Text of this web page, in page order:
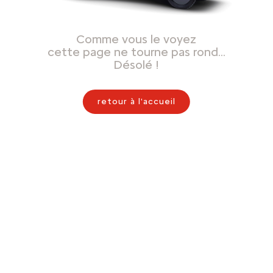
Comme vous le voyez
cette page ne tourne pas rond…
Désolé !
retour à l'accueil